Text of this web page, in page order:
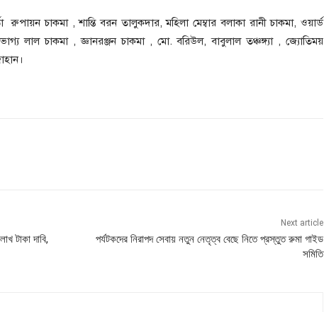
রুপায়ন চাকমা , শান্তি বরন তালুকদার, মহিলা মেম্বার বলাকা রানী চাকমা, ওয়ার্ড
লাল চাকমা , জ্ঞানরঞ্জন চাকমা , মো. বরিউল, বাবুলাল তঞ্চঙ্গ্যা , জ্যোতিময়
টাকা দাবি,
Next article
পর্যটকদের নিরাপদ সেবায় নতুন নেতৃত্ব বেছে নিতে প্রস্তুত রুমা গাইড
সমিতি